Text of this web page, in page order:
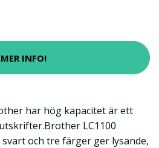
MER INFO!
har hög kapacitet är ett
LC1100
och tre färger ger lysande,